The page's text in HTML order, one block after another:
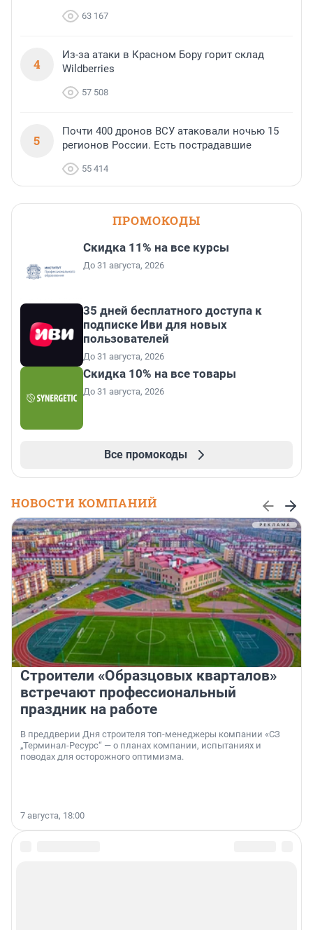
63 167
4
Из-за атаки в Красном Бору горит склад
Wildberries
57 508
5
Почти 400 дронов ВСУ атаковали ночью 15
регионов России. Есть пострадавшие
55 414
ПРОМОКОДЫ
Скидка 11% на все курсы
До 31 августа, 2026
35 дней бесплатного доступа к
подписке Иви для новых
пользователей
До 31 августа, 2026
Скидка 10% на все товары
До 31 августа, 2026
Все промокоды
НОВОСТИ КОМПАНИЙ
Строители «Образцовых кварталов»
встречают профессиональный
праздник на работе
В преддверии Дня строителя топ-менеджеры компании «СЗ
„Терминал-Ресурс“ — о планах компании, испытаниях и
поводах для осторожного оптимизма.
7 августа, 18:00